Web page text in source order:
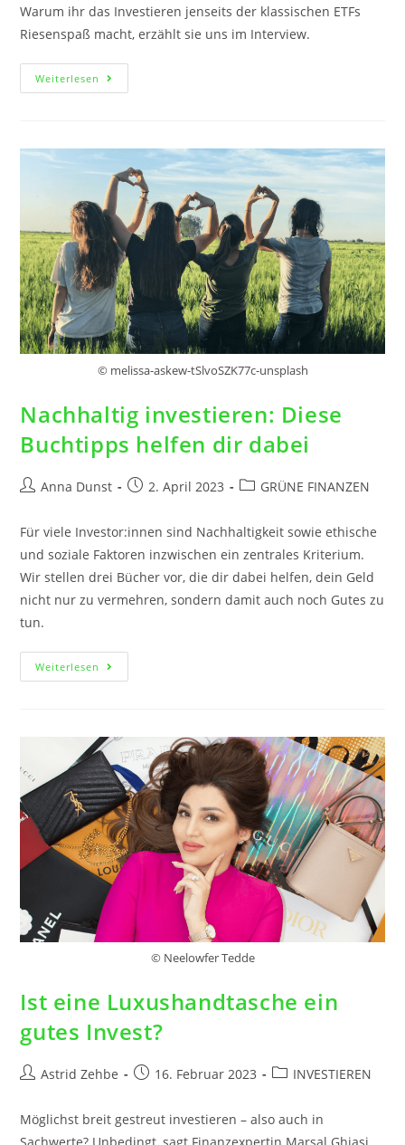
Warum ihr das Investieren jenseits der klassischen ETFs
Riesenspaß macht, erzählt sie uns im Interview.
Weiterlesen
© melissa-askew-tSlvoSZK77c-unsplash
Nachhaltig investieren: Diese
Buchtipps helfen dir dabei
Anna Dunst 2. April 2023 GRÜNE FINANZEN
Für viele Investor:innen sind Nachhaltigkeit sowie ethische
und soziale Faktoren inzwischen ein zentrales Kriterium.
Wir stellen drei Bücher vor, die dir dabei helfen, dein Geld
nicht nur zu vermehren, sondern damit auch noch Gutes zu
tun.
Weiterlesen
© Neelowfer Tedde
Ist eine Luxushandtasche ein
gutes Invest?
Astrid Zehbe 16. Februar 2023 INVESTIEREN
Möglichst breit gestreut investieren – also auch in